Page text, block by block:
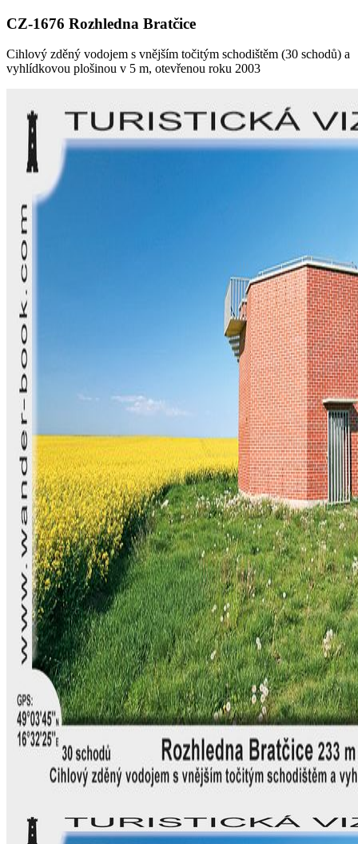
CZ-1676 Rozhledna Bratčice
Cihlový zděný vodojem s vnějším točitým schodištěm (30 schodů) a
vyhlídkovou plošinou v 5 m, otevřenou roku 2003